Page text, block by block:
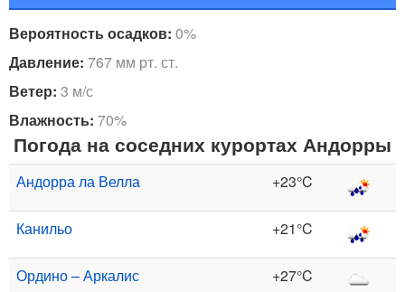
Вероятность осадков: 0%
Давление: 767 мм рт. ст.
Ветер: 3 м/с
Влажность: 70%
Погода на соседних курортах Андорры
Андорра ла Велла +23°C
Канильо +21°C
Ордино – Аркалис +27°C